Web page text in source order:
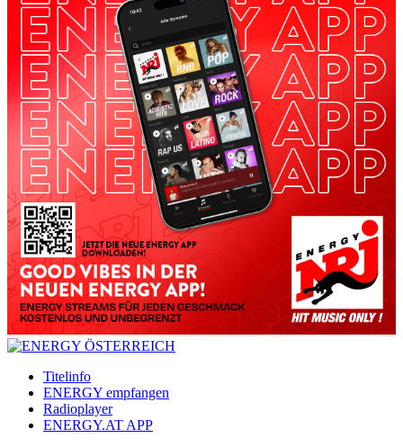
Titelinfo
ENERGY empfangen
Radioplayer
ENERGY.AT APP